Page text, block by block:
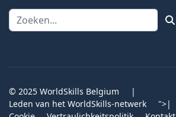
Zoeken
© 2025 WorldSkills Belgium
|
Leden van het WorldSkills-netwerk
">|